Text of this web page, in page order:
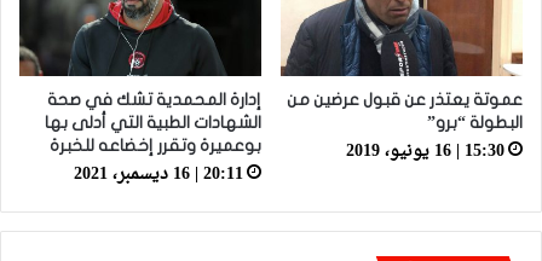
عموتة يعتذر عن قبول عرضين من
البطولة “برو”
15:30 | 16 يونيو، 2019
إدارة المحمدية تشك في صحة
الشهادات الطبية التي أدلى بها
بوعميرة وتقرر إخضاعه للخبرة
20:11 | 16 ديسمبر، 2021